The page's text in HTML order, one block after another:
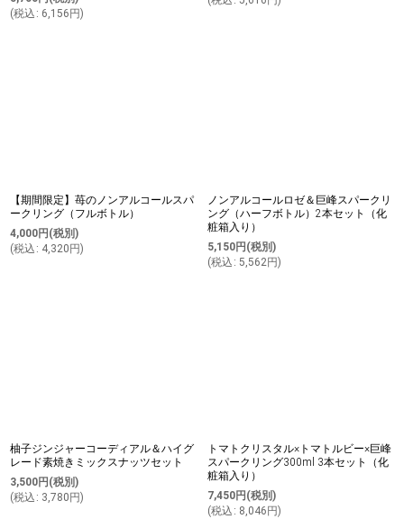
(税込 : 6,156 円)
【期間限定】苺のノンアルコールスパ
ークリング（フルボトル）
4,000円 (税別)
(税込 : 4,320 円)
ノンアルコールロゼ＆巨峰スパークリ
ング（ハーフボトル）2本セット（化
粧箱入り）
5,150円 (税別)
(税込 : 5,562円)
柚子ジンジャーコーディアル＆ハイグ
レード素焼きミックスナッツセット
3,500円 (税別)
(税込 : 3,780 円)
トマトクリスタル×トマトルビー×巨峰
スパークリング300ml 3本セット（化
粧箱入り）
7,450円 (税別)
(税込 : 8,046 円)